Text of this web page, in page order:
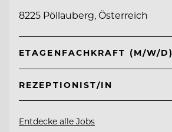
8225 Pöllauberg, Österreich
ETAGENFACHKRAFT (M/W/D)
REZEPTIONIST/IN
Entdecke alle Jobs